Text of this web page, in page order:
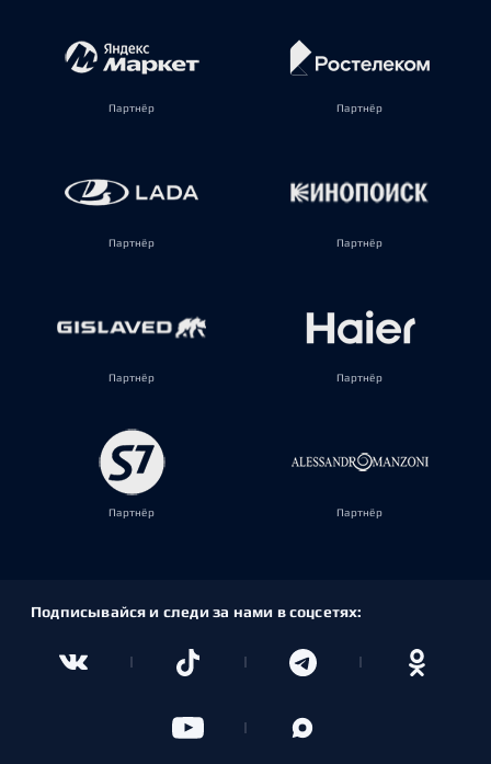
Партнёр Партнёр
Партнёр Партнёр
Партнёр Партнёр
Партнёр Партнёр
Подписывайся и следи за нами в соцсетях: